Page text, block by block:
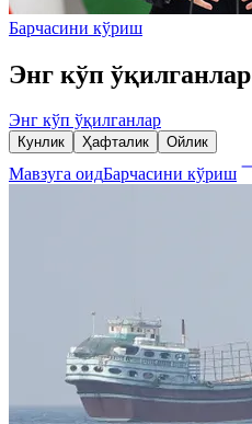
Барчасини кўриш
Энг кўп ўқилганлар
Энг кўп ўқилганлар
Кунлик Ҳафталик Ойлик
Мавзуга оидБарчасини кўриш